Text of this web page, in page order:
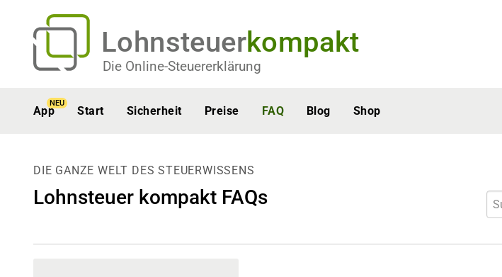
Lohnsteuerkompakt
Die Online-Steuererklärung
App
NEU
Start Sicherheit Preise FAQ Blog Shop
DIE GANZE WELT DES STEUERWISSENS
Lohnsteuer kompakt FAQs